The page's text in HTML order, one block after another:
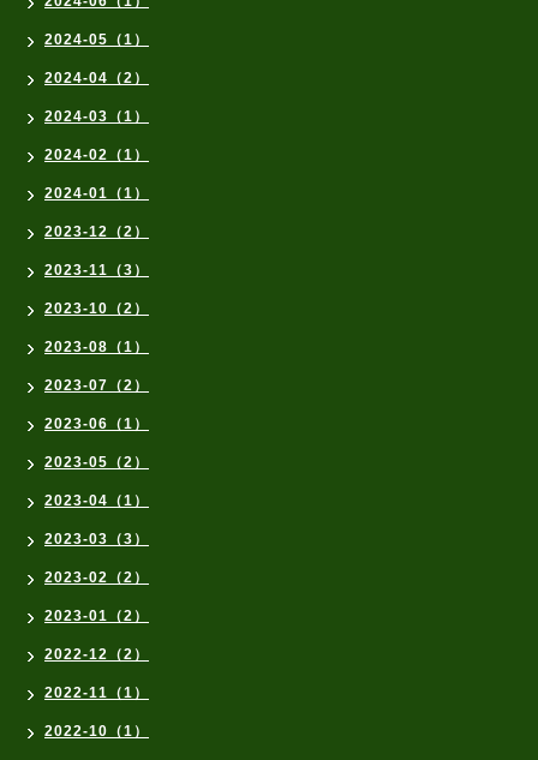
2024-05（1）
2024-04（2）
2024-03（1）
2024-02（1）
2024-01（1）
2023-12（2）
2023-11（3）
2023-10（2）
2023-08（1）
2023-07（2）
2023-06（1）
2023-05（2）
2023-04（1）
2023-03（3）
2023-02（2）
2023-01（2）
2022-12（2）
2022-11（1）
2022-10（1）